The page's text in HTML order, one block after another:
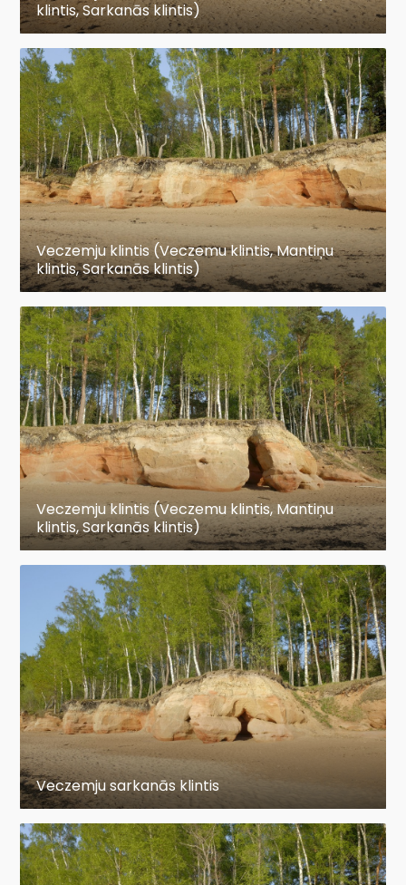
klintis, Sarkanās klintis)
Veczemju klintis (Veczemu klintis, Mantiņu
klintis, Sarkanās klintis)
Veczemju klintis (Veczemu klintis, Mantiņu
klintis, Sarkanās klintis)
Veczemju sarkanās klintis